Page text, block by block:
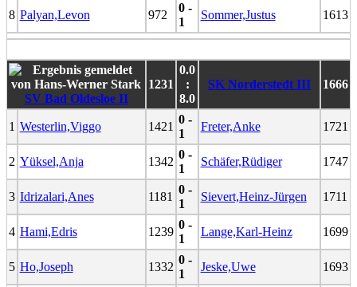
8 Palyan,Levon 972
0 -
1
Sommer,Justus 1613
SV Bad Oldesloe II
1231
0.0
:
8.0
SK Norderstedt III 1666
1 Westerlin,Viggo 1421
0 -
1
Freter,Anke 1721
2 Yüksel,Anja 1342
0 -
1
Schäfer,Rüdiger 1747
3 Idrizalari,Anes 1181
0 -
1
Sievert,Heinz-Jürgen 1711
4 Hami,Edris 1239
0 -
1
Lange,Karl-Heinz 1699
5 Ho,Joseph 1332
0 -
1
Jeske,Uwe 1693